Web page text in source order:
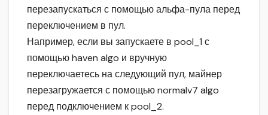
перезапускаться с помощью альфа-пула перед
переключением в пул.
Например, если вы запускаете в pool_1 с
помощью haven algo и вручную
переключаетесь на следующий пул, майнер
перезагружается с помощью normalv7 algo
перед подключением к pool_2.